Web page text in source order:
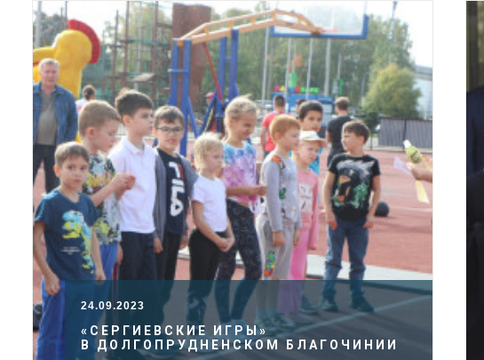
24.09.2023
«СЕРГИЕВСКИЕ ИГРЫ»
В ДОЛГОПРУДНЕНСКОМ БЛАГОЧИНИИ